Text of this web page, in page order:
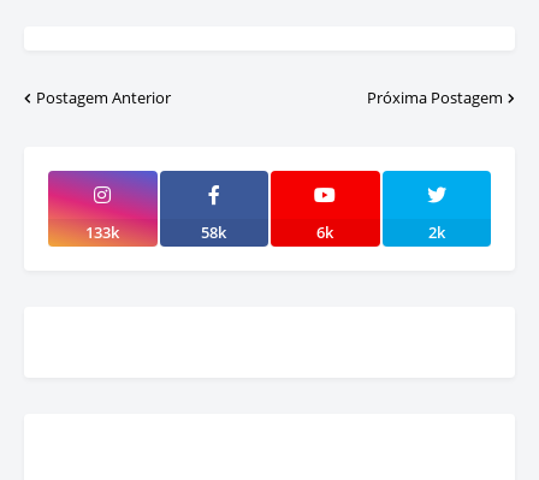
Postagem Anterior Próxima Postagem
133k 58k 6k 2k